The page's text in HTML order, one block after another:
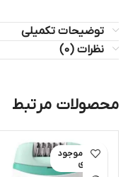
توضیحات تکمیلی
نظرات (0)
محصولات مرتبط
اتمام موجود
ی